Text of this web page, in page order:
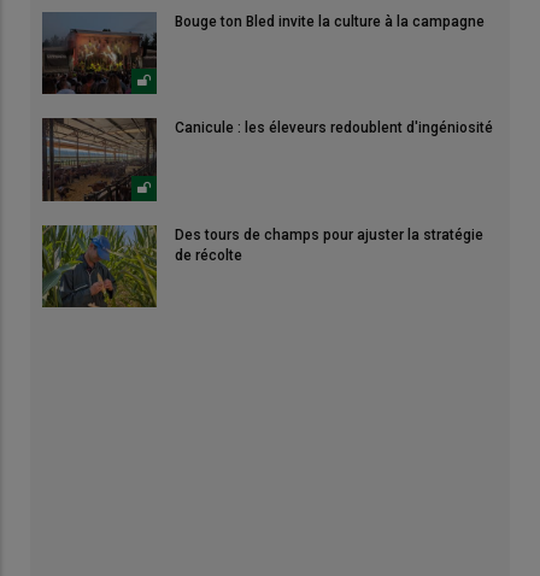
Bouge ton Bled invite la culture à la campagne
Canicule : les éleveurs redoublent d'ingéniosité
Des tours de champs pour ajuster la stratégie
de récolte